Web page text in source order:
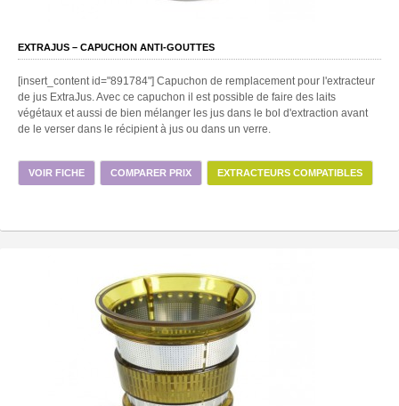
EXTRAJUS – CAPUCHON ANTI-GOUTTES
[insert_content id="891784"] Capuchon de remplacement pour l'extracteur
de jus ExtraJus. Avec ce capuchon il est possible de faire des laits
végétaux et aussi de bien mélanger les jus dans le bol d'extraction avant
de le verser dans le récipient à jus ou dans un verre.
VOIR FICHE COMPARER PRIX EXTRACTEURS COMPATIBLES